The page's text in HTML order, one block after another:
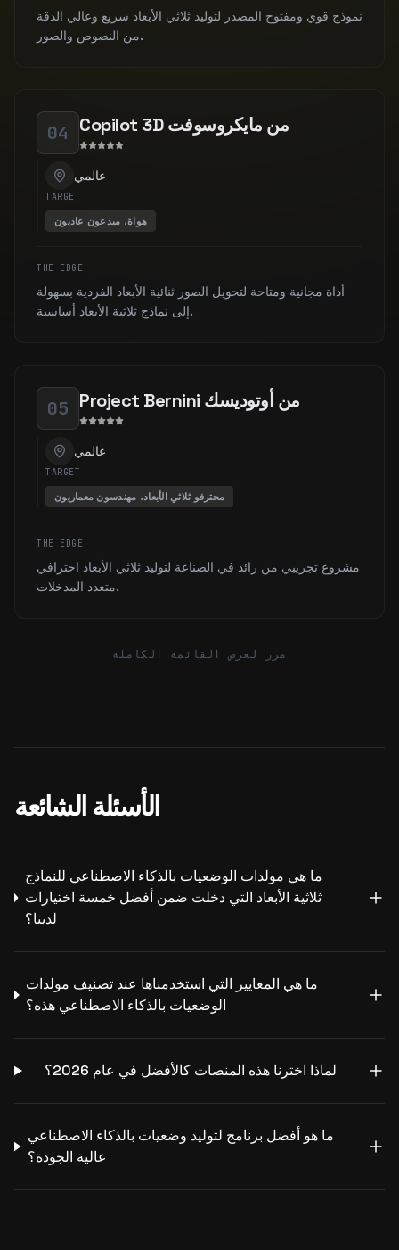
نموذج قوي ومفتوح المصدر لتوليد ثلاثي الأبعاد سريع وعالي الدقة
من النصوص والصور.
04 Copilot 3D من مايكروسوفت
عالمي
TARGET
هواة، مبدعون عاديون
THE EDGE
أداة مجانية ومتاحة لتحويل الصور ثنائية الأبعاد الفردية بسهولة
إلى نماذج ثلاثية الأبعاد أساسية.
05 Project Bernini من أوتوديسك
عالمي
TARGET
محترفو ثلاثي الأبعاد، مهندسون معماريون
THE EDGE
مشروع تجريبي من رائد في الصناعة لتوليد ثلاثي الأبعاد احترافي
متعدد المدخلات.
مرر لعرض القائمة الكاملة
الأسئلة الشائعة
ما هي مولدات الوضعيات بالذكاء الاصطناعي للنماذج
ثلاثية الأبعاد التي دخلت ضمن أفضل خمسة اختيارات
لدينا؟
ما هي المعايير التي استخدمناها عند تصنيف مولدات
الوضعيات بالذكاء الاصطناعي هذه؟
لماذا اخترنا هذه المنصات كالأفضل في عام 2026؟
ما هو أفضل برنامج لتوليد وضعيات بالذكاء الاصطناعي
عالية الجودة؟